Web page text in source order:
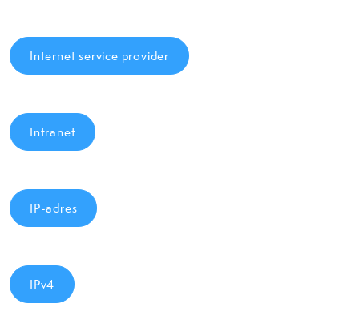
Internet service provider
Intranet
IP-adres
IPv4